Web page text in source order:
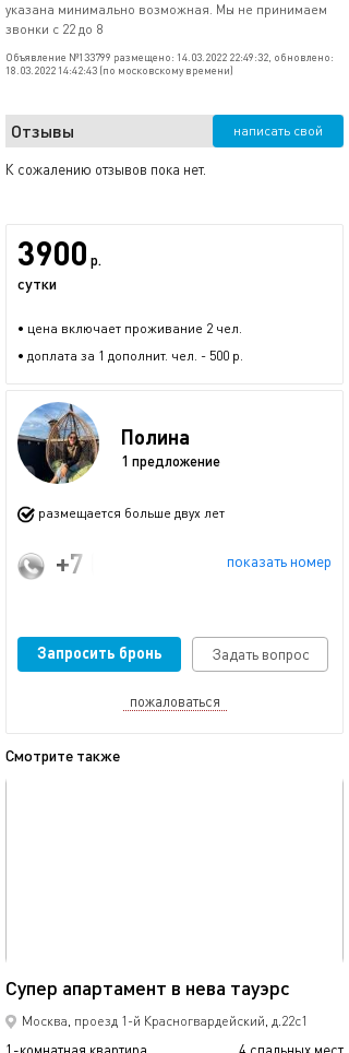
указана минимально возможная. Мы не принимаем
звонки с 22 до 8
Объявление №133799 размещено: 14.03.2022 22:49:32, обновлено:
18.03.2022 14:42:43 (по московскому времени)
Отзывы написать свой
К сожалению отзывов пока нет.
3900 р.
сутки
• цена включает проживание 2 чел.
• доплата за 1 дополнит. чел. - 500 р.
Полина
1 предложение
размещается больше двух лет
показать номер
+7 (977) 137-97-79
Запросить бронь Задать вопрос
пожаловаться
Смотрите также
Супер апартамент в нева тауэрс
Москва, проезд 1-й Красногвардейский, д.22с1